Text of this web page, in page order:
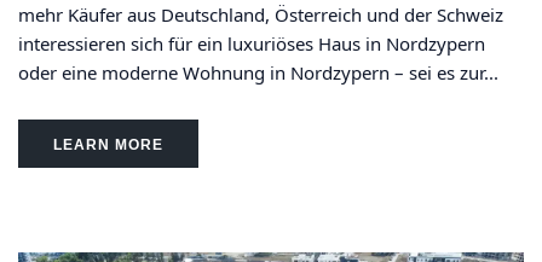
mehr Käufer aus Deutschland, Österreich und der Schweiz
interessieren sich für ein luxuriöses Haus in Nordzypern
oder eine moderne Wohnung in Nordzypern – sei es zur...
LEARN MORE